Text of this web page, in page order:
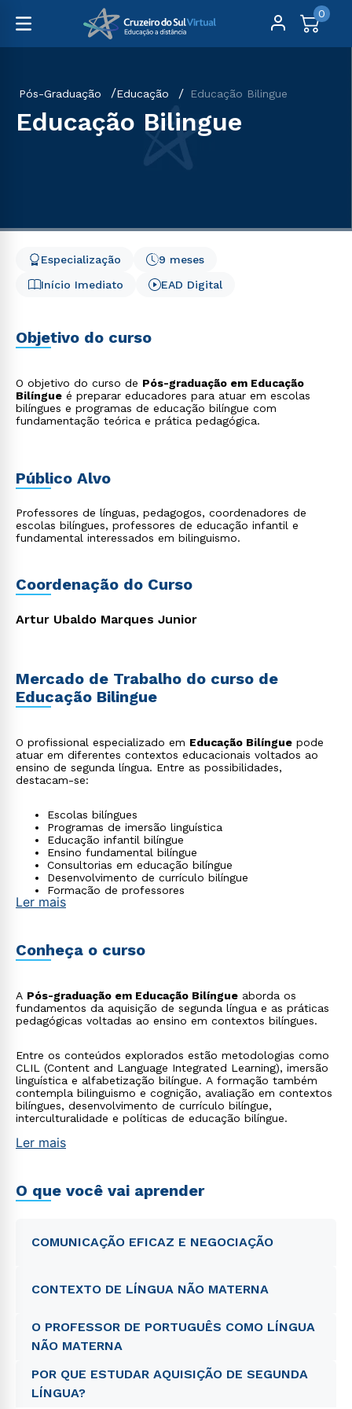
0
Pós-Graduação Educação Educação Bilingue
Educação Bilingue
Início Imediato
9 meses
Especialização
EAD Digital
Objetivo do curso
O objetivo do curso de Pós-graduação em Educação
Bilíngue é preparar educadores para atuar em escolas
bilíngues e programas de educação bilíngue com
fundamentação teórica e prática pedagógica.
Público Alvo
Professores de línguas, pedagogos, coordenadores de
escolas bilíngues, professores de educação infantil e
fundamental interessados em bilinguismo.
Coordenação do Curso
Artur Ubaldo Marques Junior
Mercado de Trabalho do curso de
Educação Bilingue
O profissional especializado em Educação Bilíngue pode
atuar em diferentes contextos educacionais voltados ao
ensino de segunda língua. Entre as possibilidades,
destacam-se:
Escolas bilíngues
Programas de imersão linguística
Educação infantil bilíngue
Ensino fundamental bilíngue
Consultorias em educação bilíngue
Desenvolvimento de currículo bilíngue
Formação de professores
Ler mais
Conheça o curso
A Pós-graduação em Educação Bilíngue aborda os
fundamentos da aquisição de segunda língua e as práticas
pedagógicas voltadas ao ensino em contextos bilíngues.
Entre os conteúdos explorados estão metodologias como
CLIL (Content and Language Integrated Learning), imersão
linguística e alfabetização bilíngue. A formação também
contempla bilinguismo e cognição, avaliação em contextos
bilíngues, desenvolvimento de currículo bilíngue,
interculturalidade e políticas de educação bilíngue.
Ler mais
O que você vai aprender
COMUNICAÇÃO EFICAZ E NEGOCIAÇÃO
CONTEXTO DE LÍNGUA NÃO MATERNA
O PROFESSOR DE PORTUGUÊS COMO LÍNGUA
NÃO MATERNA
POR QUE ESTUDAR AQUISIÇÃO DE SEGUNDA
LÍNGUA?